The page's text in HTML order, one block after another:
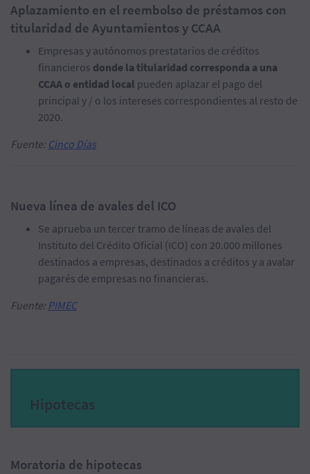
Aplazamiento en el reembolso de préstamos con
titularidad de Ayuntamientos y CCAA
Empresas y autónomos prestatarios de créditos
financieros donde la titularidad corresponda a una
CCAA o entidad local pueden aplazar el pago del
principal y / o los intereses correspondientes al resto de
2020.
Fuente: Cinco Días
Nueva línea de avales del ICO
Se aprueba un tercer tramo de líneas de avales del
Instituto del Crédito Oficial (ICO) con 20.000 millones
destinados a empresas, destinados a créditos y a avalar
pagarés de empresas no financieras.
Fuente: PIMEC
Hipotecas
Moratoria de hipotecas